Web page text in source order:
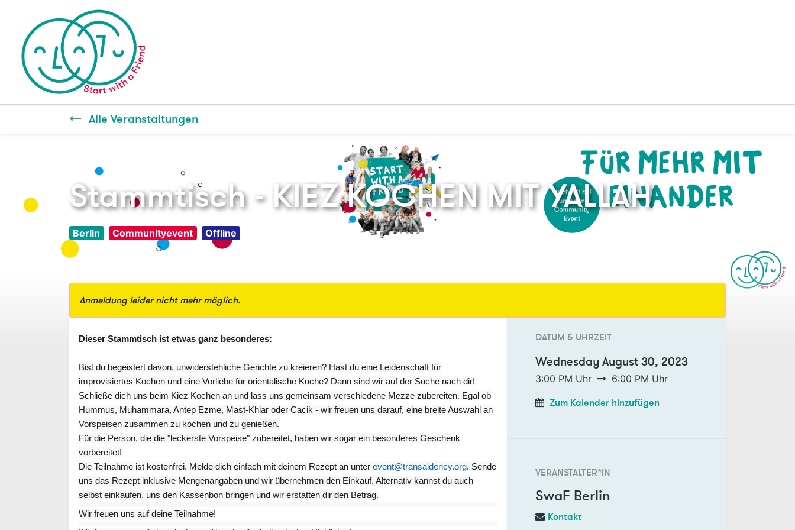
Alle Veranstaltungen
Stammtisch - KIEZ KOCHEN MIT YALLAH
Berlin Communityevent Offline
Anmeldung leider nicht mehr möglich.
Dieser Stammtisch ist etwas ganz besonderes:
Bist du begeistert davon, unwiderstehliche Gerichte zu kreieren? Hast du eine Leidenschaft für
improvisiertes Kochen und eine Vorliebe für orientalische Küche? Dann sind wir auf der Suche nach dir!
Schließe dich uns beim Kiez Kochen an und lass uns gemeinsam verschiedene Mezze zubereiten. Egal ob
Hummus, Muhammara, Antep Ezme, Mast-Khiar oder Cacik - wir freuen uns darauf, eine breite Auswahl an
Vorspeisen zusammen zu kochen und zu genießen.
Für die Person, die die "leckerste Vorspeise" zubereitet, haben wir sogar ein besonderes Geschenk
vorbereitet!
Die Teilnahme ist kostenfrei. Melde dich einfach mit deinem Rezept an unter event@transaidency.org. Sende
uns das Rezept inklusive Mengenangaben und wir übernehmen den Einkauf. Alternativ kannst du auch
selbst einkaufen, uns den Kassenbon bringen und wir erstatten dir den Betrag.
Wir freuen uns auf deine Teilnahme!
DATUM & UHRZEIT
WednesdayAugust 30, 2023
3:00 PM Uhr 6:00 PM Uhr
Zum Kalender hinzufügen
VERANSTALTER*IN
SwaF Berlin
Kontakt